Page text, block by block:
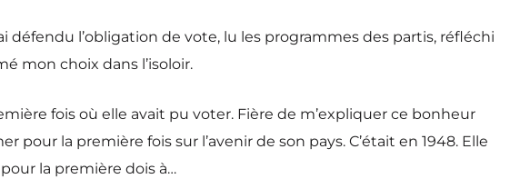
l’obligation de vote, lu les programmes des partis, réfléchi
mon choix dans l’isoloir.
fois où elle avait pu voter. Fière de m’expliquer ce bonheur
pour la première fois sur l’avenir de son pays. C’était en 1948. Elle
la première dois à…